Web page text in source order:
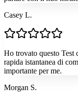
Casey L.
Ho trovato questo Test
rapida istantanea di
importante per me.
Morgan S.